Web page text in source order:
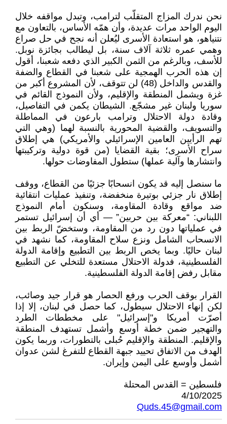
نحن ندرك المزاج المتقلّب لترامب، وتبدل مواقفه خلال
اليوم الواحد مرات عديدة، وأن همّه الأساس، بالتعاون مع
نتنياهو، هو استعادة الأسرى ليُعلن أنه نجح في حل صراع
وهمي عمره ثلاثة آلاف سنة، بل ليطالب بجائزة نوبل.
للأسف، وبالرغم من الثمن الكبير الذي دفعه شعبنا، أقول
إن هذه الحرب الهمجية على شعبنا في القطاع والضفة
والقدس والداخل (48) لن تتوقف، لأن المشروع أكبر من
غزة ويشمل المنطقة والإقليم، ولأن النموذج القائم في
سوريا ولبنان غير مشجّع. الشيطان يكمن في التفاصيل،
وقادة دولة الاحتلال وترامب بارعون في المماطلة
والتسويف، والقضية المحورية بالنسبة لهما (وهي التي
تهم الرأيين العامين الإسرائيلي والأمريكي) هي إطلاق
سراح الأسرى؛ بقية القضايا (من قوة دولية وتركيبتها
وانتشارها وآلية عملها) ستطول المفاوضات حولها.
ما سنصل إليه قد يكون انسحابًا جزئيًا من القطاع، ووقف
إطلاق نار جزئي بوتيرة منخفضة، وتنفيذ عمليات انتقائية
ضد مواقع وقادة المقاومة، وسنكون أمام النموذج
اللبناني: “معركة بين حربين” — أي أن إسرائيل تستمر
في عملياتها دون رد من المقاومة، وستخضّ الربط بين
الانسحاب الشامل ونزع سلاح المقاومة، كما نشهد في
لبنان حاليًا. وبما يخص الربط بين التطبيع وإقامة الدولة
الفلسطينية، فدولة الاحتلال مستعدة للتخلي عن التطبيع
مقابل رفض إقامة الدولة الفلسطينية.
القرار بوقف الحرب ورفع الحصار هو قرار جيد وصائب،
لكن إنهاء الاحتلال سيطول، كما حصل في لبنان، إلا إذا
أصرّت أمريكا و"إسرائيل" على مخططات الطرد
والتهجير ضمن خطة أوسع وأشمل تستهدف المنطقة
والإقليم. المنطقة والإقليم حُبلى بالتطورات، وربما يكون
الهدف من الاتفاق تحييد جبهة القطاع للتفرغ لشن عدوان
أشمل وأوسع على اليمن وإيران.
فلسطين = القدس المحتلة
4/10/2025
Quds.45@gmail.com